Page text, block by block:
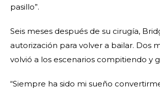
pasillo”.
Seis meses después de su cirugía,
autorización para volver a bailar. Dos
volvió a los escenarios compitiendo y
“Siempre ha sido mi sueño